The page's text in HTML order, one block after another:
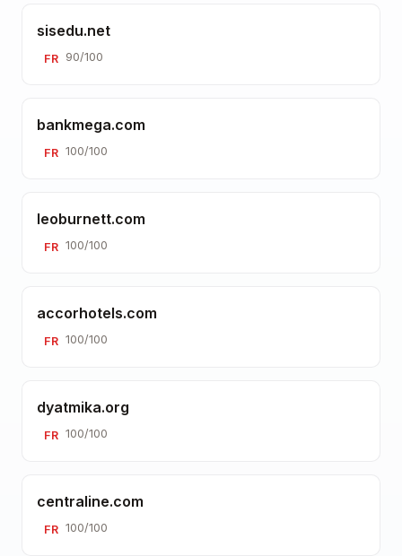
sisedu.net
FR 90/100
bankmega.com
FR 100/100
leoburnett.com
FR 100/100
accorhotels.com
FR 100/100
dyatmika.org
FR 100/100
centraline.com
FR 100/100